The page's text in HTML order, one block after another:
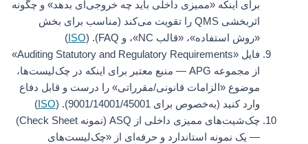
برای اینکه «ممیزی داخلی باید چه خروجی‌ای بدهد» و چگونه
اثربخشی QMS را تقویت می‌کند (مناسب برای بخش
«روش استفاده»، «قالب NC»، و FAQ). (
ISO
)
فایل «Auditing Statutory and Regulatory Requirements»
از مجموعه APG — منبع معتبر برای اینکه در چک‌لیست‌ها،
موضوع «الزامات قانونی/مقرراتی» را درست و قابل دفاع
وارد کنید (به‌خصوص برای 9001/14001/45001). (
ISO
)
چک‌شیت‌های ممیزی داخلی از ASQ (نمونه Check Sheet)
— یک نمونه استاندارد و حرفه‌ای از «چک‌لیست‌های